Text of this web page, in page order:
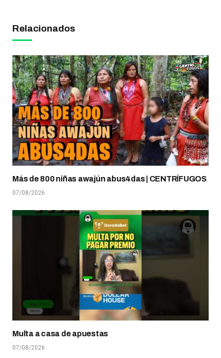
Relacionados
Más de 800 niñas awajún abus4das | CENTRÍFUGOS
07/08/2026
Multa a casa de apuestas
07/08/2026